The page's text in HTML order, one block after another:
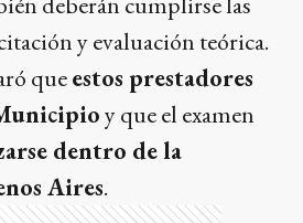
y evaluación teórica.
queestos prestadores
y que el examen
dentro de la
Aires.